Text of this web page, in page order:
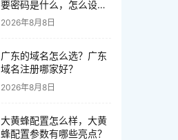
要密码是什么，怎么设置
登录密码最安全？
2026年8月8日
广东的域名怎么选？广东
域名注册哪家好？
2026年8月8日
大黄蜂配置怎么样，大黄
蜂配置参数有哪些亮点？